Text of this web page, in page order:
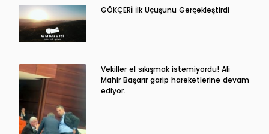
GÖKÇERİ İlk Uçuşunu Gerçekleştirdi
Vekiller el sıkışmak istemiyordu! Ali
Mahir Başarır garip hareketlerine devam
ediyor.